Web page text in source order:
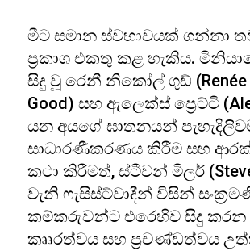
මීට සමාන ස්වභාවයක් ගන්නා
ප්‍රකාශ එකතු කළ හැකිය.
සිදු වූ රෙනී නිකෝල් ගුඩ් (Renée
Good) සහ ඇලෙක්ස් ප්‍රෙට්ටි
යන අයගේ ඝාතනයන්
සාධාරණීකරණය කිරීම සහ
කථා කිරීමත්, ස්ටීවන් මිලර්
වැනි ෆැසිස්ට්වාදීන් විසින්
කම්කරුවන්ට එරෙහිව සිදු කරන
කෲරත්වය සහ ප්‍රචණ්ඩත්වය